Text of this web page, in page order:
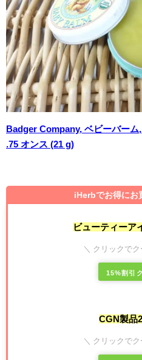
Badger Company, ベビーバーム
.75 オンス (21 g)
iHerbでお得にお
ビューティーア
＼ クリックで
15%割引
CGN製品
＼ クリックで